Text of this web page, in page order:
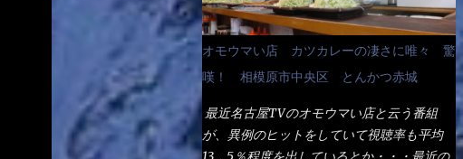
か・・・ で今日の2021年後半1回目のサラメ
シです。 見事に木桶には湯が入っていな
い、UDONだけです。 しかし、この木桶デ
カイなぁ～ 試したいこと残りの1つが＜得＞
大しか食べていないからね、得がどれくらい
の満腹度になるのか？ この得サイズの木桶
す。 今では、大分廃れてしまっているか
と・・・小生もお中元やお歳暮など送った事
は無い！（キッパリ） まぁ～この慣習が残
っているのは、官公庁や超大手企業戦士（昇
進目的）などの世界でしょう。 要は、ゴマ
スリ・・・てな感じかな。 丸亀製麺と云え
ば、大阪誕生→全国区（北海道と沖縄は？）
オモウマい店 カツカレーの凄さに唯々 驚
嘆！ 相模原市中央区 とんかつ赤城
最近名古屋TVのオモウマい店と云う番組
が、異例のヒットをしていて視聴率も平均